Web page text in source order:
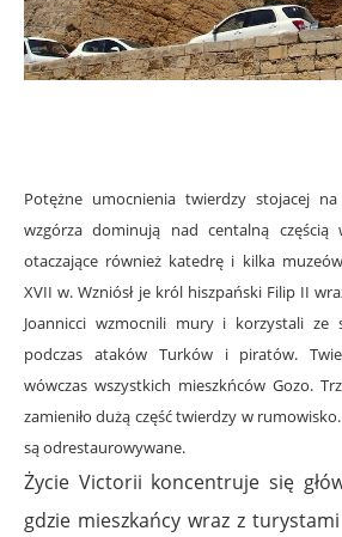
Potężne umocnienia twierdzy stojacej na
wzgórza dominują nad centalną
otaczające również katedrę i kilka
XVII w. Wzniósł je król hiszpański Filip II
Joannicci wzmocnili mury i korzystali ze
podczas ataków Turków i piratów.
wówczas wszystkich mieszkńców Gozo.
zamieniło dużą część twierdzy w
są odrestaurowywane.
Życie Victorii koncentruje się
gdzie mieszkańcy wraz z